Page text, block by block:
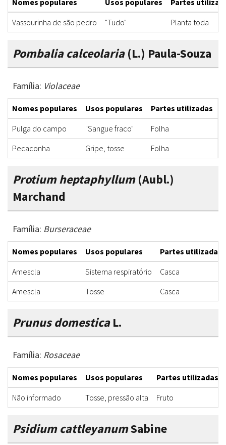
Nomes populares Usos populares
Partes
Vassourinha de são pedro
"Tudo" Planta toda
Pombalia calceolaria(L.) Paula-Souza
Família: Violaceae
Nomes populares Usos populares Partes utilizadas
Pulga do campo
"Sangue fraco" Folha
Pecaconha
Gripe, tosse Folha
Protium heptaphyllum(Aubl.)
Marchand
Família: Burseraceae
Nomes populares Usos populares
Partes utilizadas
Amescla
Sistema respiratório
Casca
Amescla
Tosse Casca
Prunus domesticaL.
Família: Rosaceae
Nomes populares Usos populares
Partes utilizadas
Não informado
Tosse, pressão alta Fruto
Psidium cattleyanumSabine